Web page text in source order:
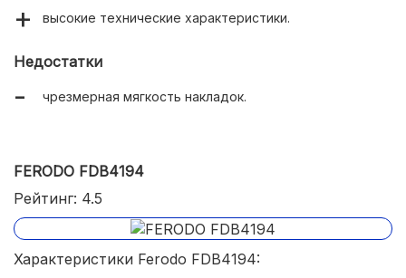
высокие технические характеристики.
Недостатки
чрезмерная мягкость накладок.
FERODO FDB4194
Рейтинг: 4.5
Характеристики Ferodo FDB4194: